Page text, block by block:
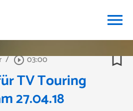
menu
/ play_circle_outline03:00 bookmark_border
TV Touring
27.04.18